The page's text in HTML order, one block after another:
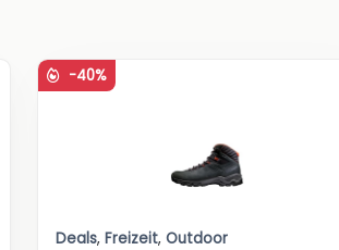
-40%
Deals, Freizeit, Outdoor